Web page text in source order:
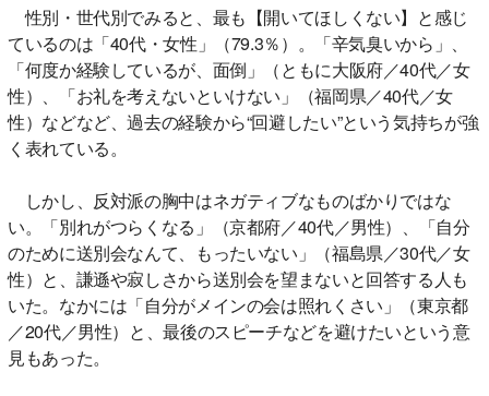
性別・世代別でみると、最も【開いてほしくない】と感じ
ているのは「40代・女性」（79.3％）。「辛気臭いから」、
「何度か経験しているが、面倒」（ともに大阪府／40代／女
性）、「お礼を考えないといけない」（福岡県／40代／女
性）などなど、過去の経験から“回避したい”という気持ちが強
く表れている。
しかし、反対派の胸中はネガティブなものばかりではな
い。「別れがつらくなる」（京都府／40代／男性）、「自分
のために送別会なんて、もったいない」（福島県／30代／女
性）と、謙遜や寂しさから送別会を望まないと回答する人も
いた。なかには「自分がメインの会は照れくさい」（東京都
／20代／男性）と、最後のスピーチなどを避けたいという意
見もあった。